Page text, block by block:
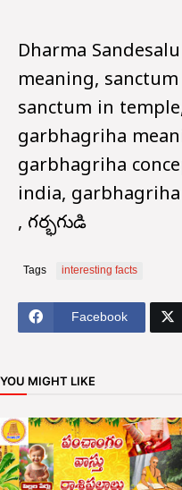
Dharma
meaning,
sanctum in
garbhagriha
garbhagriha
india,
, గర్భగుడి
Tags interesting facts
Facebook
YOU MIGHT LIKE